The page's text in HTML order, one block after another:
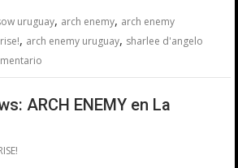
uruguay, arch enemy, arch enemy
, arch enemy uruguay, sharlee d'angelo
ARCH ENEMY en La